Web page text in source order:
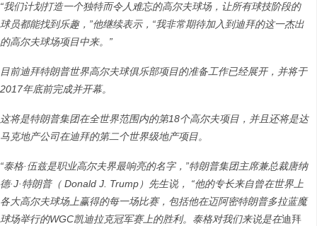
“我们计划打造一个独特而令人难忘的高尔夫球场，让所有球技阶段的
球员都能找到乐趣， ”他继续表示， “我非常期待加入到迪拜的这一杰出
的高尔夫球场项目中来。 ”
目前迪拜特朗普世界高尔夫球俱乐部项目的准备工作已经展开，并将于
2017年底前完成并开幕。
这将是特朗普集团在全世界范围内的第18个高尔夫项目，并且还将是达
马克地产公司在迪拜的第二个世界级地产项目。
“泰格·伍兹是职业高尔夫界最响亮的名字， ”特朗普集团主席兼总裁唐纳
德·J·特朗普（ Donald J. Trump）先生说， “他的专长来自曾在世界上
各大高尔夫球场上赢得的每一场比赛，包括他在迈阿密特朗普多拉蓝魔
球场举行的WGC凯迪拉克冠军赛上的胜利。泰格对我们来说是在迪拜